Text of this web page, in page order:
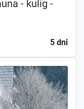
- kulig -
5 dni